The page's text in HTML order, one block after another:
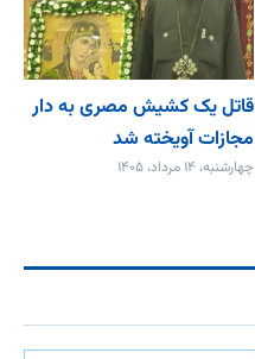
قاتل یک کشیش مصری به دار
مجازات آویخته شد
چهارشنبه، ۱۴ مرداد، ۱۴۰۵